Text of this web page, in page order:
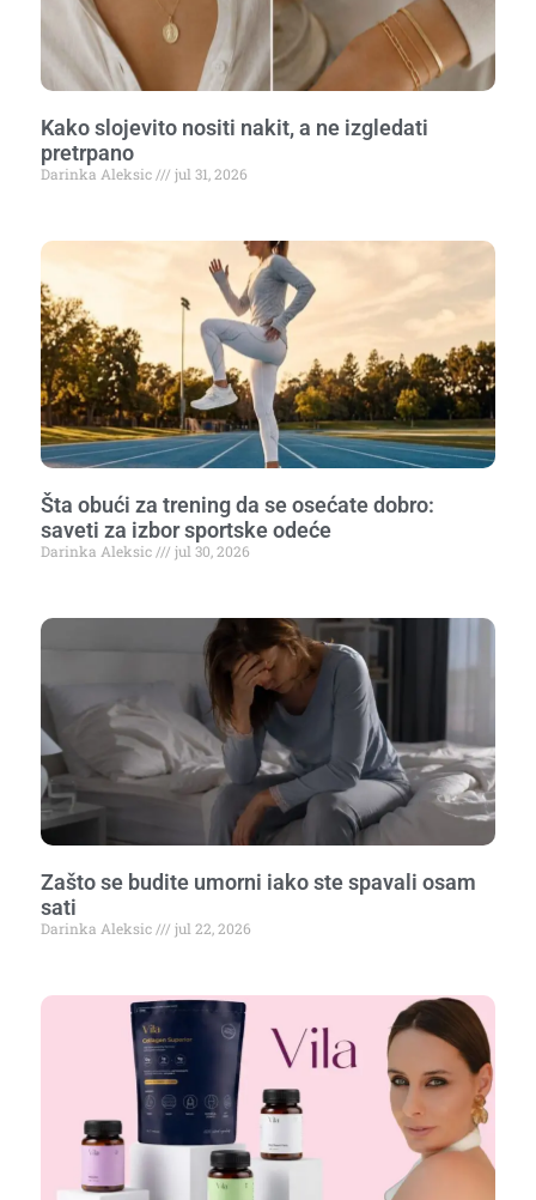
Kako slojevito nositi nakit, a ne izgledati
pretrpano
Darinka Aleksic jul 31, 2026
Šta obući za trening da se osećate dobro:
saveti za izbor sportske odeće
Darinka Aleksic jul 30, 2026
Zašto se budite umorni iako ste spavali osam
sati
Darinka Aleksic jul 22, 2026